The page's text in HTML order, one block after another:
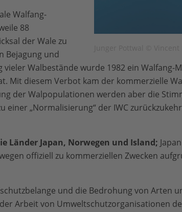
Walfang-
88
der Wale zu
Bejagung und
Walbestände wurde 1982 ein Walfang-
Mit diesem Verbot kam der kommerzielle
der Walpopulationen werden aber die
einer „Normalisierung“ der IWC
Länder Japan, Norwegen und Island;
offiziell zu kommerziellen Zwecken
und die Bedrohung von Arten
Arbeit von Umweltschutzorganisationen